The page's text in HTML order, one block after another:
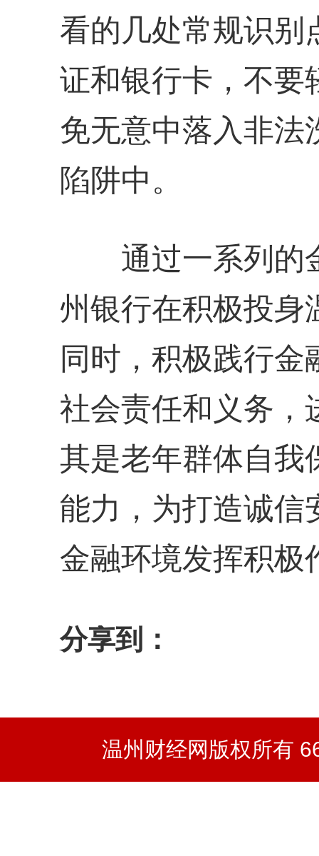
看的几处常规识别
证和银行卡，不要
免无意中落入非法
陷阱中。
通过一系列的
州银行在积极投身
同时，积极践行
社会责任和义务，
其是老年群体自我
能力，为打造诚信
金融环境发挥积极
分享到：
温州财经网版权所有